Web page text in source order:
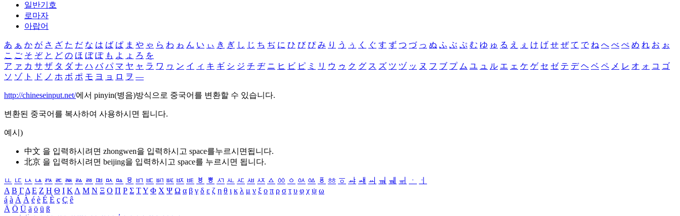
일반기호
로마자
아랍어
あ ぁ か が さ ざ た だ な は ば ぱ ま や ゃ ら わ ゎ ん い ぃ き ぎ し じ ち ぢ に ひ び ぴ み り う ぅ く ぐ す ず つ づ っ ぬ ふ ぶ ぷ む ゆ ゅ る え ぇ け げ せ ぜ て で ね へ べ ぺ め れ お ぉ
こ ご そ ぞ と ど の ほ ぼ ぽ も よ ょ ろ を
ア ァ カ サ ザ タ ダ ナ ハ バ パ マ ヤ ャ ラ ワ ヮ ン イ ィ キ ギ シ ジ チ ヂ ニ ヒ ビ ピ ミ リ ウ ゥ ク グ ス ズ ツ ヅ ッ ヌ フ ブ プ ム ユ ュ ル エ ェ ケ ゲ セ ゼ テ デ ヘ ベ ペ メ レ オ ォ コ ゴ
ソ ゾ ト ド ノ ホ ボ ポ モ ヨ ョ ロ ヲ ―
http://chineseinput.net/에서 pinyin(병음)방식으로 중국어를 변환할 수 있습니다.
변환된 중국어를 복사하여 사용하시면 됩니다.
예시)
中文 을 입력하시려면 zhongwen을 입력하시고 space를누르시면됩니다.
北京 을 입력하시려면 beijing을 입력하시고 space를 누르시면 됩니다.
ㅥ ㅦ ㅧ ㅨ ㅩ ㅪ ㅫ ㅬ ㅭ ㅮ ㅯ ㅰ ㅱ ㅲ ㅳ ㅴ ㅵ ㅶ ㅷ ㅸ ㅹ ㅺ ㅻ ㅼ ㅽ ㅾ ㅿ ㆀ ㆁ ㆂ ㆃ ㆄ ㆅ ㆆ ㆇ ㆈ ㆉ ㆊ ㆋ ㆌ ㆍ
ㆎ
Α Β ΓΔ Ε Ζ Η Θ Ι ΚΛ Μ Ν Ξ Ο Π Ρ Σ ΤΥ Φ Χ Ψ Ω α β γ δ ε ζ η θ ι κ λ μ ν ξ ο π ρ σ τ υ φ χ ψ ω
á à Á À é è É È ç Ç ê
Ä Ö Ü ä ö ü ß